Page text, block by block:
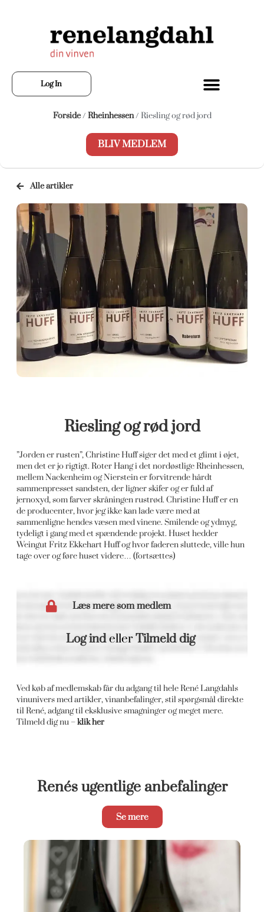
Log In
Forside/ Rheinhessen/ Riesling og rød jord
BLIV MEDLEM
Alle artikler
Riesling og rød jord
”Jorden er rusten”, Christine Huff siger det med et glimt i øjet,
men det er jo rigtigt. Roter Hang i det nordøstlige Rheinhessen,
mellem Nackenheim og Nierstein er forvitrende hårdt
sammenpresset sandsten, der ligner skifer og er fuld af
jernoxyd, som farver skråningen rustrød. Christine Huff er en
de producenter, hvor jeg ikke kan lade være med at
sammenligne hendes væsen med vinene. Smilende og ydmyg,
tydeligt i gang med et spændende projekt. Huset hedder
Weingut Fritz Ekkehart Huff og hvor faderen sluttede, ville hun
tage over og føre huset videre… (fortsættes)
Læs mere som medlem
Log indellerTilmeld dig
Ved køb af medlemskab får du adgang til hele René Langdahls
vinunivers med artikler, vinanbefalinger, stil spørgsmål direkte
til René, adgang til eksklusive smagninger og meget mere.
Tilmeld dig nu –klik her
Renés ugentlige anbefalinger
Se mere